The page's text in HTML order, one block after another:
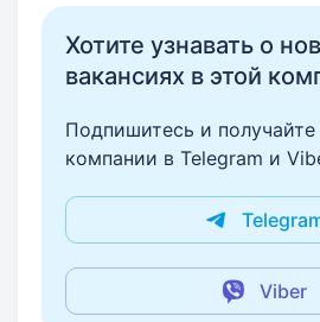
Хотите узнавать о
вакансиях в этой
Подпишитесь и получайте
компании в Telegram и
Viber